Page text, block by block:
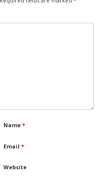
Name *
Email *
Website